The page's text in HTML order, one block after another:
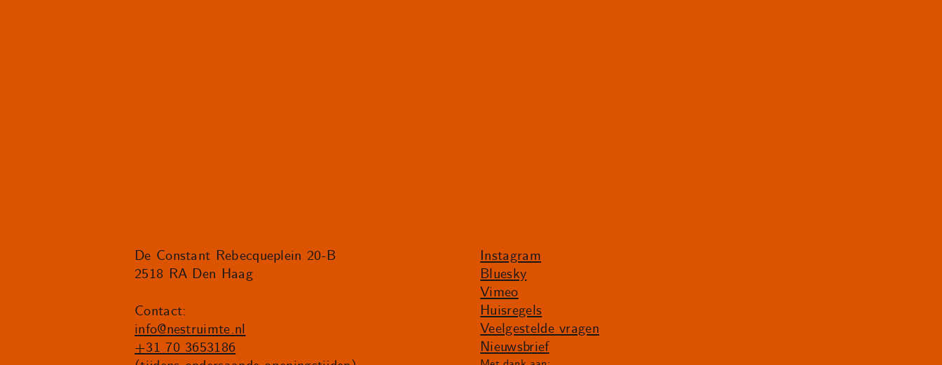
De Constant Rebecqueplein 20-B
2518 RA Den Haag
Contact:
info@nestruimte.nl
+31 70 3653186
Instagram
Bluesky
Vimeo
Huisregels
Veelgestelde vragen
Nieuwsbrief